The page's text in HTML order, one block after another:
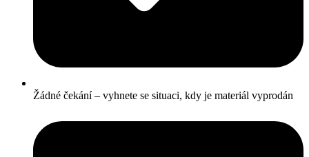
Žádné čekání – vyhnete se situaci, kdy je materiál vyprodán